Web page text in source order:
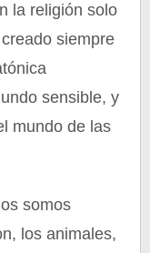
la religión solo
siempre
sensible, y
mundo de las
somos
los animales,